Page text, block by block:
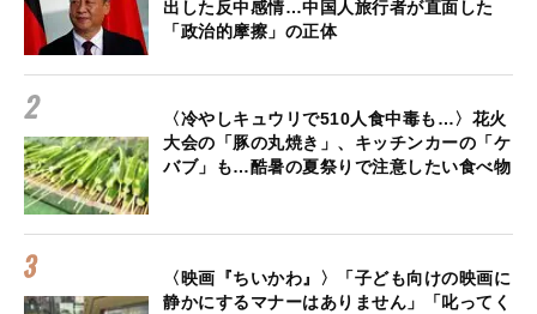
出した反中感情…中国人旅行者が直面した
「政治的摩擦」の正体
〈冷やしキュウリで510人食中毒も…〉花火
大会の「豚の丸焼き」、キッチンカーの「ケ
バブ」も…酷暑の夏祭りで注意したい食べ物
〈映画『ちいかわ』〉「子ども向けの映画に
静かにするマナーはありません」「叱ってく